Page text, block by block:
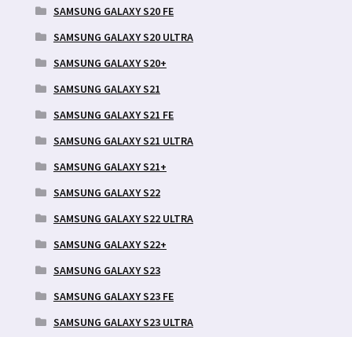
SAMSUNG GALAXY S20 FE
SAMSUNG GALAXY S20 ULTRA
SAMSUNG GALAXY S20+
SAMSUNG GALAXY S21
SAMSUNG GALAXY S21 FE
SAMSUNG GALAXY S21 ULTRA
SAMSUNG GALAXY S21+
SAMSUNG GALAXY S22
SAMSUNG GALAXY S22 ULTRA
SAMSUNG GALAXY S22+
SAMSUNG GALAXY S23
SAMSUNG GALAXY S23 FE
SAMSUNG GALAXY S23 ULTRA